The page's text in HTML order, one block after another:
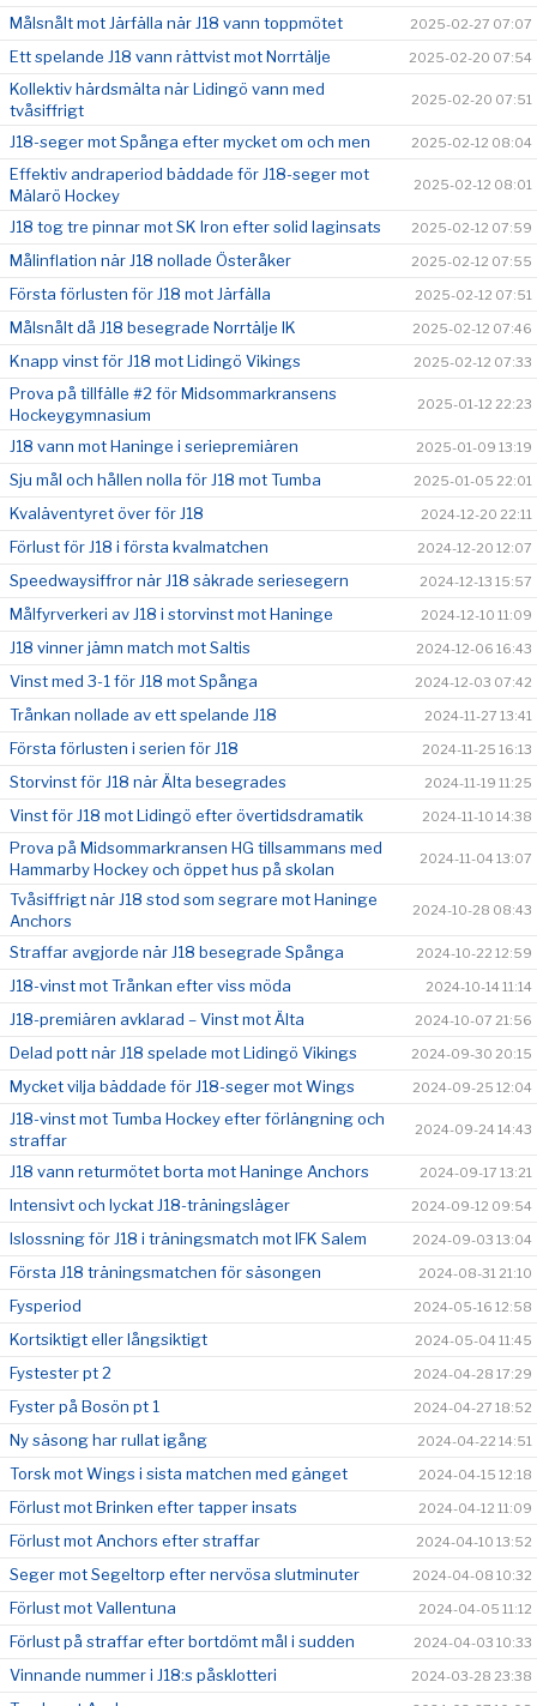
Målsnålt mot Järfälla när J18 vann toppmötet 2025-02-27 07:07
Ett spelande J18 vann rättvist mot Norrtälje 2025-02-20 07:54
Kollektiv härdsmälta när Lidingö vann med
tvåsiffrigt
2025-02-20 07:51
J18-seger mot Spånga efter mycket om och men 2025-02-12 08:04
Effektiv andraperiod bäddade för J18-seger mot
Mälarö Hockey
2025-02-12 08:01
J18 tog tre pinnar mot SK Iron efter solid laginsats 2025-02-12 07:59
Målinflation när J18 nollade Österåker 2025-02-12 07:55
Första förlusten för J18 mot Järfälla 2025-02-12 07:51
Målsnålt då J18 besegrade Norrtälje IK 2025-02-12 07:46
Knapp vinst för J18 mot Lidingö Vikings 2025-02-12 07:33
Prova på tillfälle #2 för Midsommarkransens
Hockeygymnasium
2025-01-12 22:23
J18 vann mot Haninge i seriepremiären 2025-01-09 13:19
Sju mål och hållen nolla för J18 mot Tumba 2025-01-05 22:01
Kvaläventyret över för J18 2024-12-20 22:11
Förlust för J18 i första kvalmatchen 2024-12-20 12:07
Speedwaysiffror när J18 säkrade seriesegern 2024-12-13 15:57
Målfyrverkeri av J18 i storvinst mot Haninge 2024-12-10 11:09
J18 vinner jämn match mot Saltis 2024-12-06 16:43
Vinst med 3-1 för J18 mot Spånga 2024-12-03 07:42
Trånkan nollade av ett spelande J18 2024-11-27 13:41
Första förlusten i serien för J18 2024-11-25 16:13
Storvinst för J18 när Älta besegrades 2024-11-19 11:25
Vinst för J18 mot Lidingö efter övertidsdramatik 2024-11-10 14:38
Prova på Midsommarkransen HG tillsammans med
Hammarby Hockey och öppet hus på skolan
2024-11-04 13:07
Tvåsiffrigt när J18 stod som segrare mot Haninge
Anchors
2024-10-28 08:43
Straffar avgjorde när J18 besegrade Spånga 2024-10-22 12:59
J18-vinst mot Trånkan efter viss möda 2024-10-14 11:14
J18-premiären avklarad – Vinst mot Älta 2024-10-07 21:56
Delad pott när J18 spelade mot Lidingö Vikings 2024-09-30 20:15
Mycket vilja bäddade för J18-seger mot Wings 2024-09-25 12:04
J18-vinst mot Tumba Hockey efter förlängning och
straffar
2024-09-24 14:43
J18 vann returmötet borta mot Haninge Anchors 2024-09-17 13:21
Intensivt och lyckat J18-träningsläger 2024-09-12 09:54
Islossning för J18 i träningsmatch mot IFK Salem 2024-09-03 13:04
Första J18 träningsmatchen för säsongen 2024-08-31 21:10
Fysperiod 2024-05-16 12:58
Kortsiktigt eller långsiktigt 2024-05-04 11:45
Fystester pt 2 2024-04-28 17:29
Fyster på Bosön pt 1 2024-04-27 18:52
Ny säsong har rullat igång 2024-04-22 14:51
Torsk mot Wings i sista matchen med gänget 2024-04-15 12:18
Förlust mot Brinken efter tapper insats 2024-04-12 11:09
Förlust mot Anchors efter straffar 2024-04-10 13:52
Seger mot Segeltorp efter nervösa slutminuter 2024-04-08 10:32
Förlust mot Vallentuna 2024-04-05 11:12
Förlust på straffar efter bortdömt mål i sudden 2024-04-03 10:33
Vinnande nummer i J18:s påsklotteri 2024-03-28 23:38